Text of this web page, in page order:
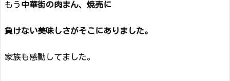
もう 中華街の肉まん、焼売に
負けない美味しさがそこにありました。
家族も感動してました。